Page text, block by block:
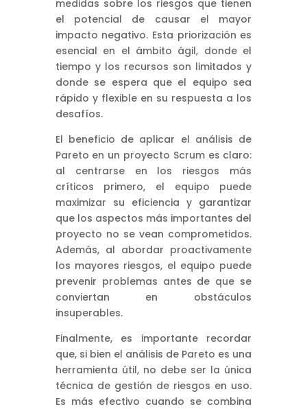
medidas sobre los riesgos que tienen
el potencial de causar el mayor
impacto negativo. Esta priorización es
esencial en el ámbito ágil, donde el
tiempo y los recursos son limitados y
donde se espera que el equipo sea
rápido y flexible en su respuesta a los
desafíos.
El beneficio de aplicar el análisis de
Pareto en un proyecto Scrum es claro:
al centrarse en los riesgos más
críticos primero, el equipo puede
maximizar su eficiencia y garantizar
que los aspectos más importantes del
proyecto no se vean comprometidos.
Además, al abordar proactivamente
los mayores riesgos, el equipo puede
prevenir problemas antes de que se
conviertan en obstáculos
insuperables.
Finalmente, es importante recordar
que, si bien el análisis de Pareto es una
herramienta útil, no debe ser la única
técnica de gestión de riesgos en uso.
Es más efectivo cuando se combina